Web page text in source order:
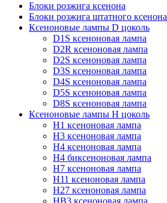
Блоки розжига ксенона
Блоки розжига штатного ксенона
Ксеноновые лампы D цоколь
D1S ксеноновая лампа
D2R ксеноновая лампа
D2S ксеноновая лампа
D3S ксеноновая лампа
D4S ксеноновая лампа
D5S ксеноновая лампа
D8S ксеноновая лампа
Ксеноновые лампы Н цоколь
H1 ксеноновая лампа
H3 ксеноновая лампа
H4 ксеноновая лампа
H4 биксеноновая лампа
H7 ксеноновая лампа
H11 ксеноновая лампа
H27 ксеноновая лампа
HB3 ксеноновая лампа